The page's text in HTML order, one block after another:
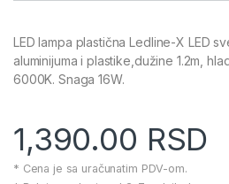
LED lampa plastična Ledline-X LED
aluminijuma i plastike,dužine 1.2m,
6000K. Snaga 16W.
1,390.00 RSD
* Cena je sa uračunatim PDV-om.